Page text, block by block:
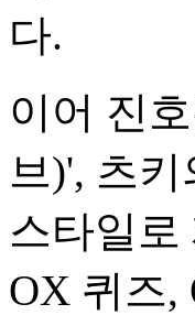
다.
이어 진
브)', 츠
스타일로
OX 퀴즈,